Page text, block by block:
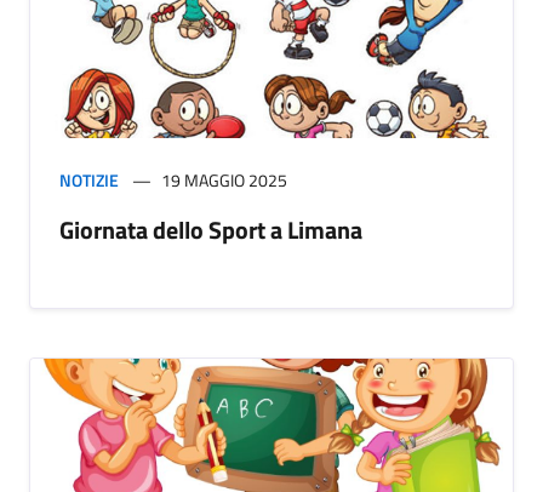
NOTIZIE 19 MAGGIO 2025
Giornata dello Sport a Limana